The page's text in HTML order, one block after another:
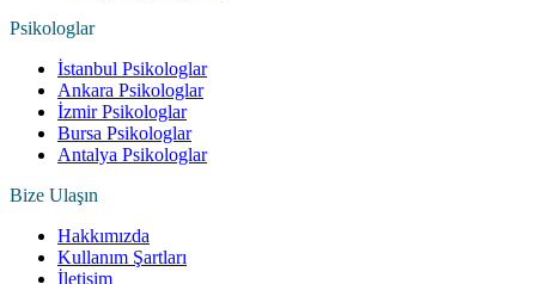
Psikologlar
İstanbul Psikologlar
Ankara Psikologlar
İzmir Psikologlar
Bursa Psikologlar
Antalya Psikologlar
Bize Ulaşın
Hakkımızda
Kullanım Şartları
İletişim